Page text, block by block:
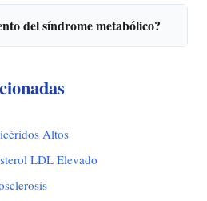
del síndrome metabólico?
Altos
LDL Elevado